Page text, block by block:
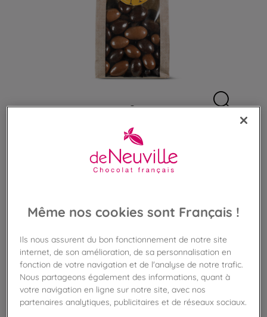
Découvrir ce qui compose
Sachet d'Amandes au chocolat
Amandes enrobées de chocolat noir ou lait
12,90 €
Poids 155g (83,22 €/kg)
AJOUTER AU PANIER
Même nos cookies sont Français !
Ils nous assurent du bon fonctionnement de notre site
internet, de son amélioration, de sa personnalisation en
fonction de votre navigation et de l'analyse de notre trafic.
Nous partageons également des informations, quant à
votre navigation en ligne sur notre site, avec nos
partenaires analytiques, publicitaires et de réseaux sociaux.